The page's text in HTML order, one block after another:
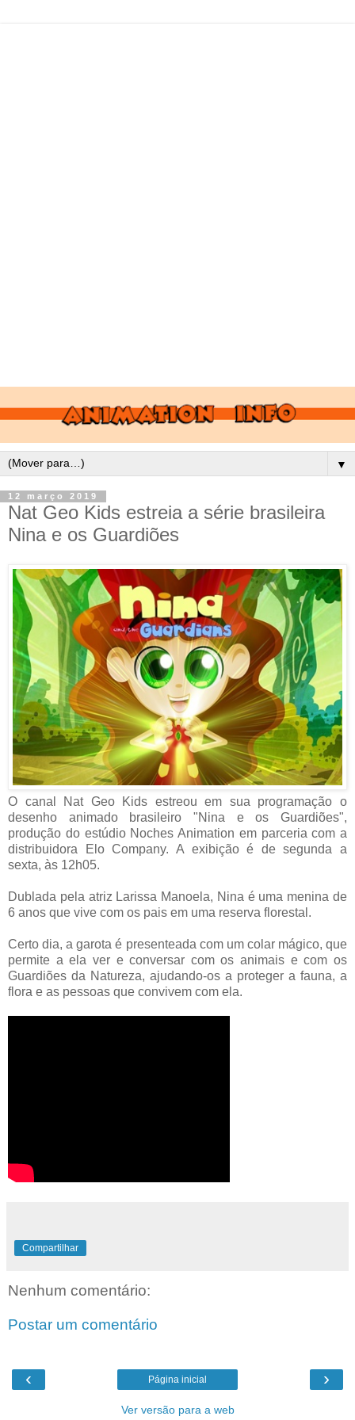
▼
12 março 2019
Nat Geo Kids estreia a série brasileira
Nina e os Guardiões
O canal Nat Geo Kids estreou em sua programação o
desenho animado brasileiro "Nina e os Guardiões",
produção do estúdio Noches Animation em parceria com a
distribuidora Elo Company. A exibição é de segunda a
sexta, às 12h05.
Dublada pela atriz Larissa Manoela, Nina é uma menina de
6 anos que vive com os pais em uma reserva florestal.
Certo dia, a garota é presenteada com um colar mágico, que
permite a ela ver e conversar com os animais e com os
Guardiões da Natureza, ajudando-os a proteger a fauna, a
flora e as pessoas que convivem com ela.
Compartilhar
Nenhum comentário:
Postar um comentário
‹ ›
Página inicial
Ver versão para a web